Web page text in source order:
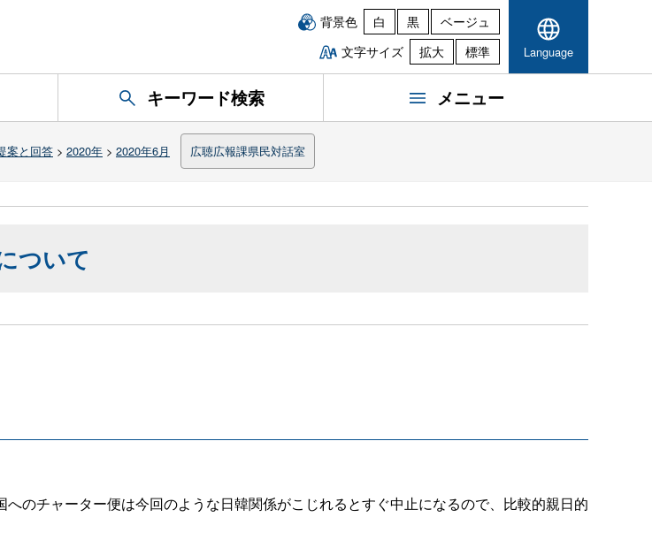
背景色 白 黒
ベージュ
文字サイズ
拡大 標準 Language
キーワード検索 メニュー
案と回答 > 2020年 > 2020年6月 広聴広報課県民対話室
ついて
のチャーター便は今回のような日韓関係がこじれるとすぐ中止になるので、比較的親日的